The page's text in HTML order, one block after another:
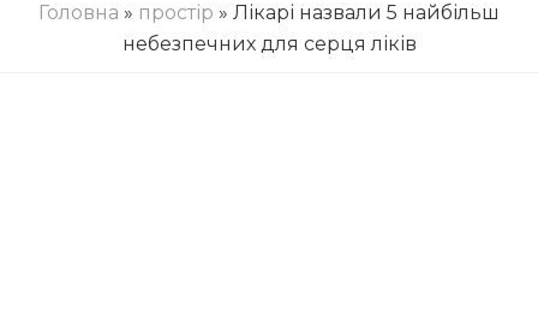
Головна » простір » Лікарі назвали 5 найбільш
небезпечних для серця ліків